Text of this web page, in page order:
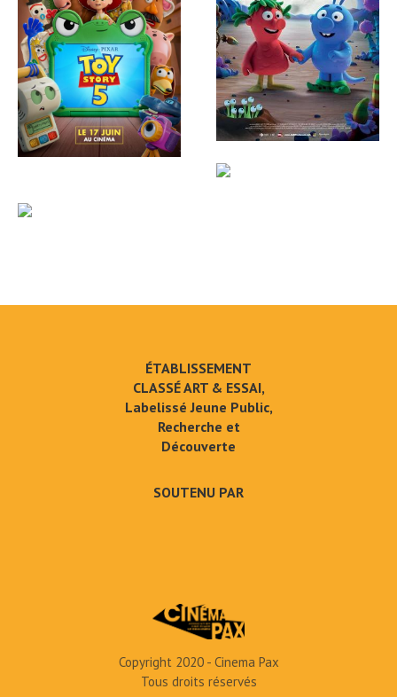
ÉTABLISSEMENT
CLASSÉ ART & ESSAI,
Labelissé Jeune Public,
Recherche et
Découverte
SOUTENU PAR
Copyright 2020 - Cinema Pax
Tous droits réservés